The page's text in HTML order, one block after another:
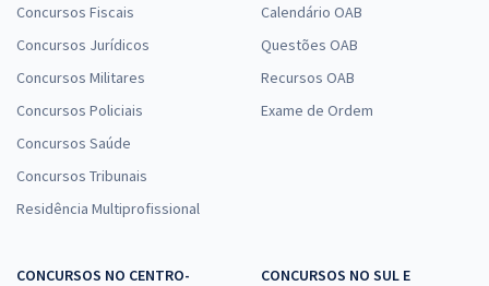
Concursos Fiscais
Concursos Jurídicos
Concursos Militares
Concursos Policiais
Concursos Saúde
Concursos Tribunais
Residência Multiprofissional
Calendário OAB
Questões OAB
Recursos OAB
Exame de Ordem
CONCURSOS NO CENTRO-
CONCURSOS NO SUL E